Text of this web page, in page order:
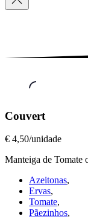
Navigation
€
Couvert
€ 4,50/unidade
Manteiga de Tomate
Azeitonas,
Ervas,
Tomate,
Pãezinhos,